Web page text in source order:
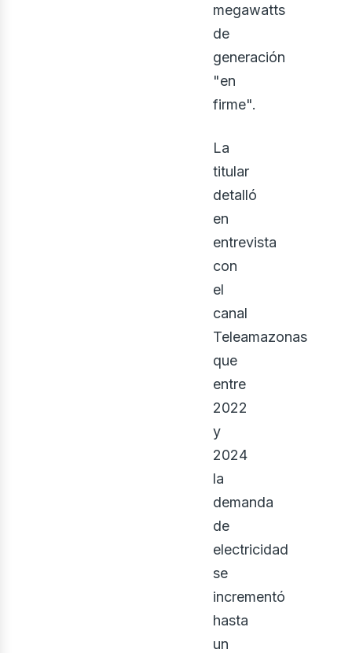
megawatts
de
generación
"en
firme".
La
titular
detalló
en
entrevista
con
el
canal
Teleamazonas
que
entre
2022
y
2024
la
demanda
de
electricidad
se
incrementó
hasta
un